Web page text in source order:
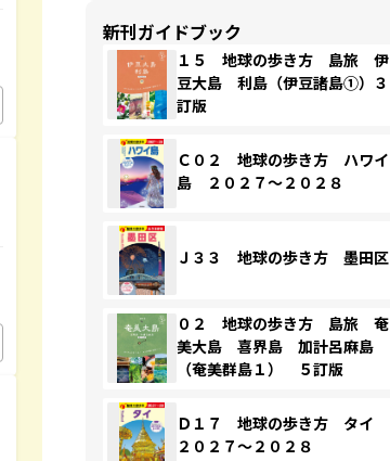
新刊ガイドブック
１５ 地球の歩き方 島旅 伊
豆大島 利島（伊豆諸島①）３
訂版
Ｃ０２ 地球の歩き方 ハワイ
島 ２０２７～２０２８
Ｊ３３ 地球の歩き方 墨田区
０２ 地球の歩き方 島旅 奄
美大島 喜界島 加計呂麻島
（奄美群島１） ５訂版
Ｄ１７ 地球の歩き方 タイ
２０２７～２０２８